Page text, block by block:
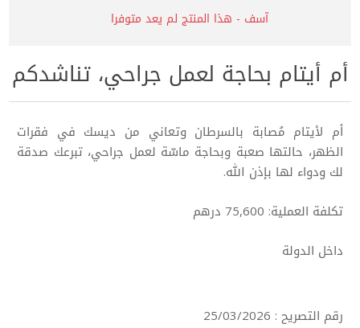
آسف - هذا المنتج لم يعد متوفرا
أم أيتام بحاجة لعمل جراحي، تناشدكم
أم لأيتام مُصابة بالسرطان وتعاني من ديسك في فقرات
الظهر، حالتها صعبة وبحاجة ماسّة لعمل جراحي، تبرعك صدقة
لك ودواء لها بإذن الله.
تكلفة العملية: 75,600 درهم
داخل الدولة
رقم التصريح : 25/03/2026